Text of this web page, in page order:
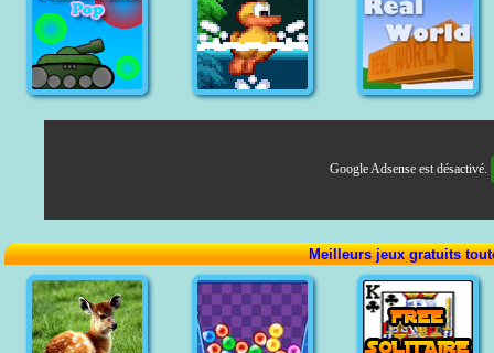
Google Adsense est désactivé.
Meilleurs jeux gratuits